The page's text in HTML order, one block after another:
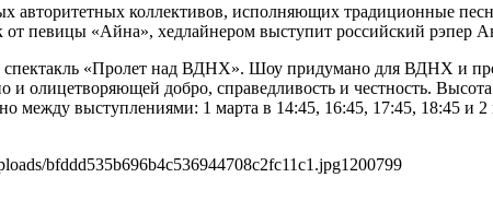
авторитетных коллективов, исполняющих традиционные
певицы «Айна», хедлайнером выступит российский рэпер
спектакль «Пролет над ВДНХ». Шоу придумано для ВДНХ и
и олицетворяющей добро, справедливость и честность.
между выступлениями: 1 марта в 14:45, 16:45, 17:45, 18:45 и 2
bfddd535b696b4c536944708c2fc11c1.jpg1200799